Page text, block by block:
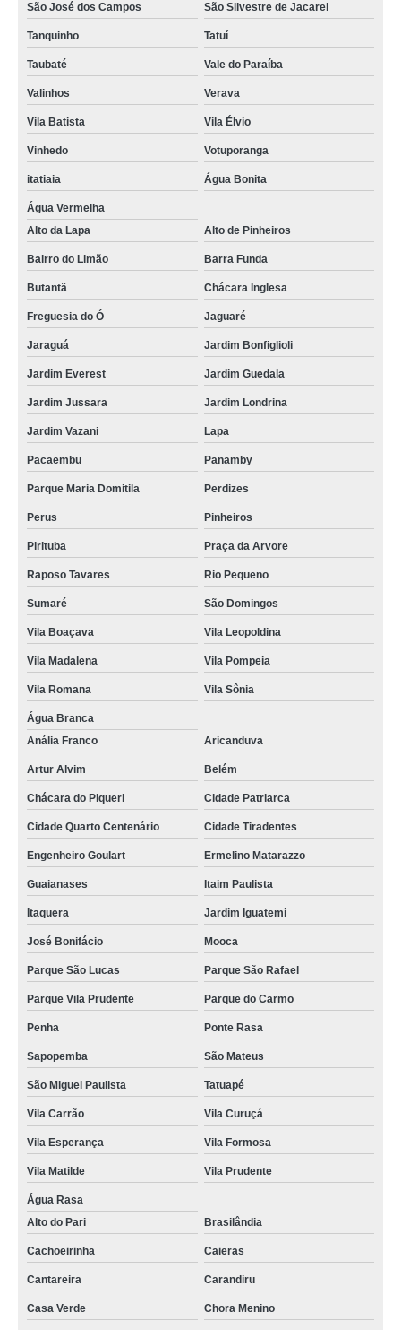
São José dos Campos São Silvestre de Jacarei
Tanquinho Tatuí
Taubaté Vale do Paraíba
Valinhos Verava
Vila Batista Vila Élvio
Vinhedo Votuporanga
itatiaia Água Bonita
Água Vermelha
Alto da Lapa
Alto de Pinheiros
Bairro do Limão Barra Funda
Butantã Chácara Inglesa
Freguesia do Ó Jaguaré
Jaraguá Jardim Bonfiglioli
Jardim Everest Jardim Guedala
Jardim Jussara Jardim Londrina
Jardim Vazani Lapa
Pacaembu Panamby
Parque Maria Domitila Perdizes
Perus Pinheiros
Pirituba Praça da Arvore
Raposo Tavares Rio Pequeno
Sumaré São Domingos
Vila Boaçava Vila Leopoldina
Vila Madalena Vila Pompeia
Vila Romana Vila Sônia
Água Branca
Anália Franco
Aricanduva
Artur Alvim Belém
Chácara do Piqueri Cidade Patriarca
Cidade Quarto Centenário Cidade Tiradentes
Engenheiro Goulart Ermelino Matarazzo
Guaianases Itaim Paulista
Itaquera Jardim Iguatemi
José Bonifácio Mooca
Parque São Lucas Parque São Rafael
Parque Vila Prudente Parque do Carmo
Penha Ponte Rasa
Sapopemba São Mateus
São Miguel Paulista Tatuapé
Vila Carrão Vila Curuçá
Vila Esperança Vila Formosa
Vila Matilde Vila Prudente
Água Rasa
Alto do Pari
Brasilândia
Cachoeirinha Caieras
Cantareira Carandiru
Casa Verde Chora Menino